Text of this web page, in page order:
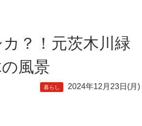
？！元茨木川緑
風景
暮らし 2024年12月23日(月)